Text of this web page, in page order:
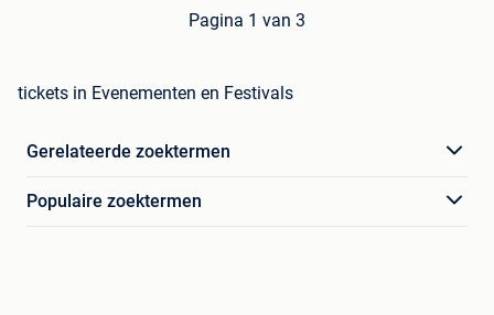
Pagina 1 van 3
tickets in Evenementen en Festivals
Gerelateerde zoektermen
Populaire zoektermen